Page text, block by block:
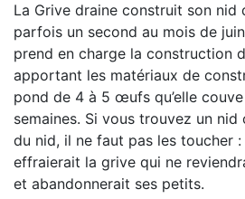
La Grive draine construit son nid
parfois un second au mois de
prend en charge la construction
apportant les matériaux de
pond de 4 à 5 œufs qu’elle
semaines. Si vous trouvez un
du nid, il ne faut pas les toucher
effraierait la grive qui ne
et abandonnerait ses petits.